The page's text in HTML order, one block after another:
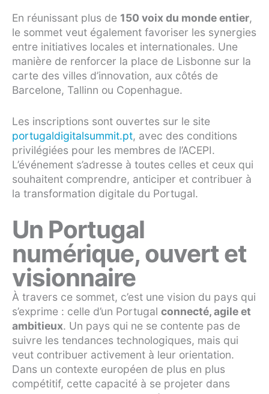
En réunissant plus de 150 voix du monde entier,
le sommet veut également favoriser les synergies
entre initiatives locales et internationales. Une
manière de renforcer la place de Lisbonne sur la
carte des villes d’innovation, aux côtés de
Barcelone, Tallinn ou Copenhague.
Les inscriptions sont ouvertes sur le site
portugaldigitalsummit.pt, avec des conditions
privilégiées pour les membres de l’ACEPI.
L’événement s’adresse à toutes celles et ceux qui
souhaitent comprendre, anticiper et contribuer à
la transformation digitale du Portugal.
Un Portugal
numérique, ouvert et
visionnaire
À travers ce sommet, c’est une vision du pays qui
s’exprime : celle d’un Portugal connecté, agile et
ambitieux. Un pays qui ne se contente pas de
suivre les tendances technologiques, mais qui
veut contribuer activement à leur orientation.
Dans un contexte européen de plus en plus
compétitif, cette capacité à se projeter dans